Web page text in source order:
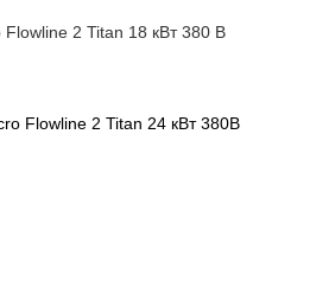
Flowline 2 Titan 18 кВт 380 В